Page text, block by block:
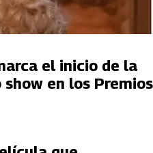
el inicio de la
en los Premios